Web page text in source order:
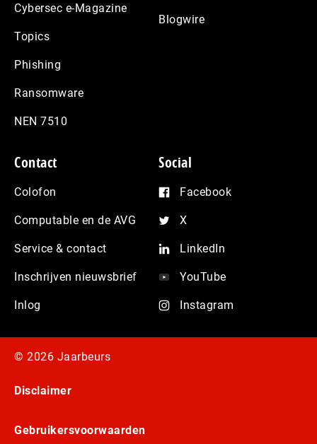
Cybersec e-Magazine
Topics
Phishing
Ransomware
NEN 7510
Blogwire
Contact
Colofon
Computable en de AVG
Service & contact
Inschrijven nieuwsbrief
Inlog
Social
Facebook
X
LinkedIn
YouTube
Instagram
© 2026 Jaarbeurs
Disclaimer
Gebruikersvoorwaarden